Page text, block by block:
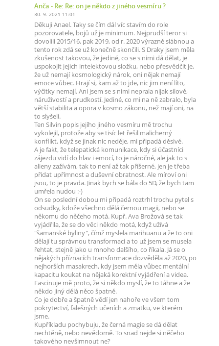
Anča - Re: Re: on je někdo z jiného vesmíru ?
30. 9. 2021 11:01
Děkuji Anael. Taky se čím dál víc stavím do role
pozorovatele, bojů už je minimum. Nejprudší teror si
dovolili 2015/16, pak 2019, od r. 2020 výrazně slábnou a
tento rok zdá se už konečně skončili. S Draky jsem měla
zkušenost takovou, že jediné, co se s nimi dá dělat, je
uspokojit jejich intelektovou složku, nebo přesvědčit je,
že už nemají kosmologický nárok, oni nějak nemají
emoce vůbec. Hrají si, kam až to jde, nic jim není líto,
výčitky nemají. Ani jsem se s nimi neprala nijak silově,
náruživostí a prudkostí. Jediné, co mi na ně zabralo, byla
větší stabilita a opora v kosmo zákonu, než mají oni, na
to slyšeli.
Ten Silvin popis jejího jiného vesmíru mě trochu
vykolejil, protože aby se tisíc let řešil malicherný
konflikt, když se jinak nic neděje, mi připadá děsivé.
A je fakt, že telepatická komunikace, kdy si účastníci
zájezdu vidí do hlav i emocí, to je náročné, ale jak to s
alieny zažívám, tak to není až tak příšerné, jen je třeba
přidat upřímnost a duševní obratnost. Ale míroví oni
jsou, to je pravda. Jinak bych se bála do 5D, že bych tam
umřela nudou :-)
On se poslední dobou mi připadá roztrhl trochu pytel s
odsudky, kdože všechno dělá černou magii, nebo se
někomu do něčeho motá. Kupř. Ava Brožová se tak
vyjádřila, že se do věci někdo motá, když užívá
"šamanské byliny", čímž myslela marihuanu a že to oni
dělají tu správnou transformaci a to už jsem se musela
řehtat, stejně jako u mnoho dalšího, co říkala. Já se o
nějakých příznacích transformace dozvěděla až 2020, po
nejhorších masakrech, kdy jsem měla vůbec mentální
kapacitu koukat na nějaká korektní vyjádření a videa.
Fascinuje mě proto, že si někdo myslí, že to táhne a že
někdo jiný dělá něco špatně.
Co je dobře a špatně vědí jen nahoře ve všem tom
pokrytectví, falešných učeních a zmatku, ve kterém
jsme.
Kupříkladu pochybuju, že černá magie se dá dělat
nechtěně, nebo nevědomě. To snad nejde si něčeho
takového nevšimnout ne?